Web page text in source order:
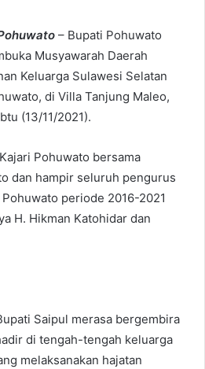
– Bupati Pohuwato
Musyawarah Daerah
Keluarga Sulawesi Selatan
di Villa Tanjung Maleo,
(13/11/2021).
Pohuwato bersama
dan hampir seluruh pengurus
periode 2016-2021
H. Hikman Katohidar dan
Saipul merasa bergembira
di tengah-tengah keluarga
melaksanakan hajatan